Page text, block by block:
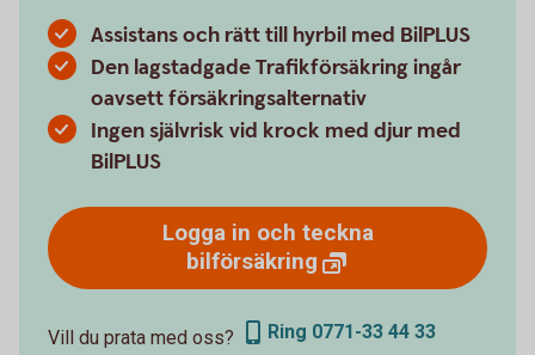
Assistans och rätt till hyrbil med BilPLUS
Den lagstadgade Trafikförsäkring ingår
oavsett försäkringsalternativ
Ingen självrisk vid krock med djur med
BilPLUS
Logga in och teckna
bilförsäkring
Vill du prata med oss? Ring 0771-33 44 33